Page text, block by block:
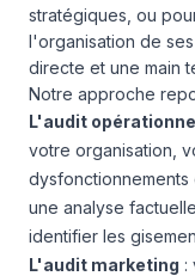
stratégiques, ou
l'organisation de
directe et une main
Notre approche
L'audit
votre organisation,
dysfonctionnements
une analyse
identifier les
L'audit marketing :